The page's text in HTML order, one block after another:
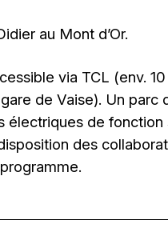
au Mont d’Or.
via TCL (env.
de Vaise). Un parc
électriques de fonction
des